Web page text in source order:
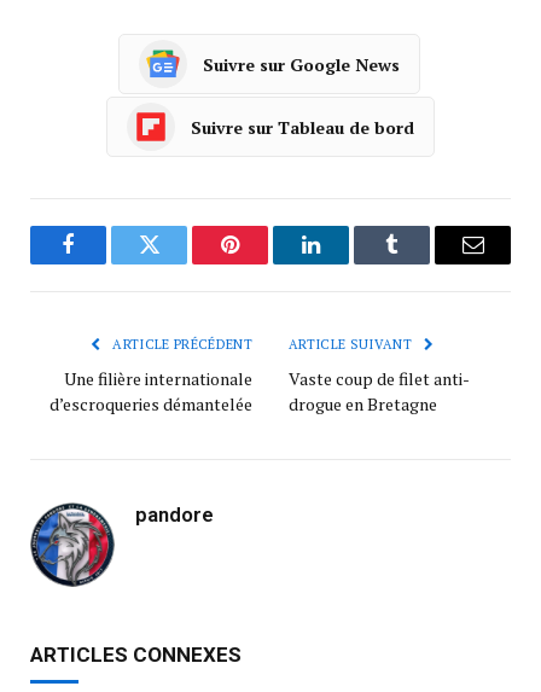
Suivre sur Google News
Suivre sur Tableau de bord
FacebookTwitter Pinterest LinkedInTumblr
ARTICLE PRÉCÉDENT
Une filière internationale
d’escroqueries démantelée
ARTICLE SUIVANT
Vaste coup de filet anti-
drogue en Bretagne
pandore
ARTICLES CONNEXES